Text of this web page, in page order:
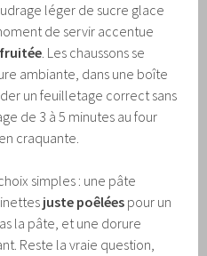
léger de sucre glace
de servir accentue
. Les chaussons se
ambiante, dans une boîte
un feuilletage correct sans
de 3 à 5 minutes au four
craquante.
simples : une pâte
juste poêlées pour un
la pâte, et une dorure
Reste la vraie question,